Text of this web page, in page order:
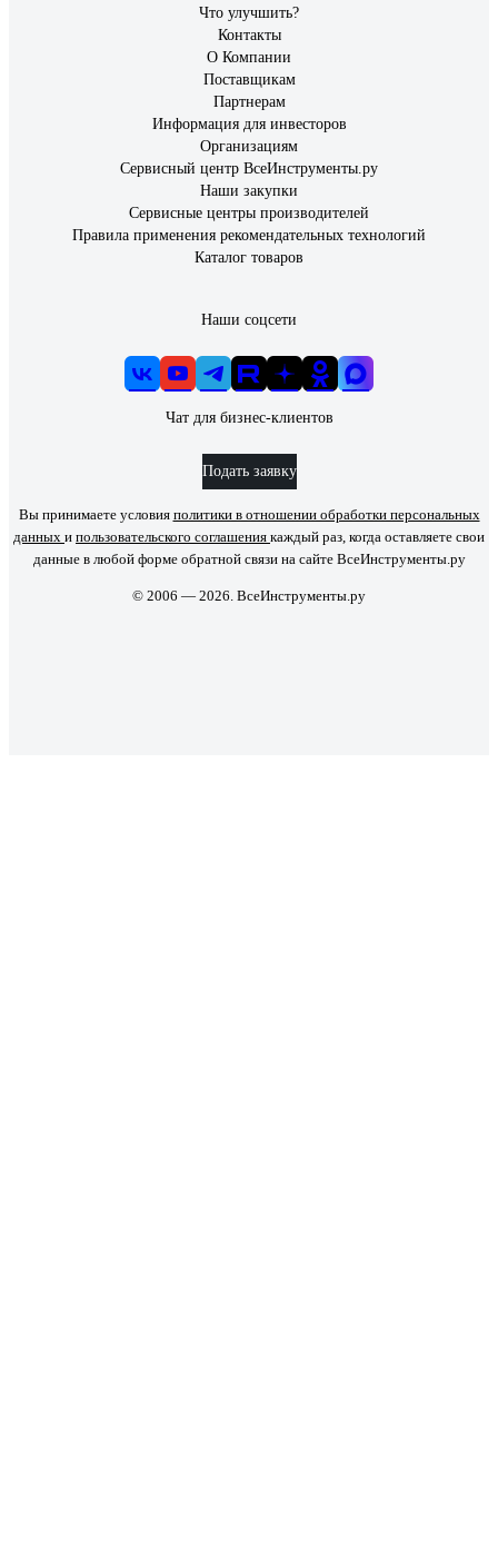
Что улучшить?
Контакты
О Компании
Поставщикам
Партнерам
Информация для инвесторов
Организациям
Сервисный центр ВсеИнструменты.ру
Наши закупки
Сервисные центры производителей
Правила применения рекомендательных технологий
Каталог товаров
Наши соцсети
Чат для бизнес-клиентов
Подать заявку
Вы принимаете условия политики в отношении обработки персональных
данных и пользовательского соглашения каждый раз, когда оставляете свои
данные в любой форме обратной связи на сайте ВсеИнструменты.ру
© 2006 — 2026. ВсеИнструменты.ру